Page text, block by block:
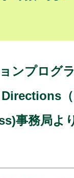
ンプログ
（
事務局よ